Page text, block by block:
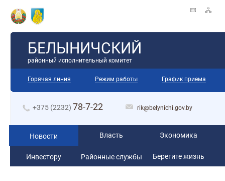
БЕЛЫНИЧСКИЙ
районный исполнительный комитет
Горячая линия Режим работы График приема
+375 (2232) 78-7-22 rik@belynichi.gov.by
Новости Власть Экономика
Инвестору Районные службы Берегите жизнь